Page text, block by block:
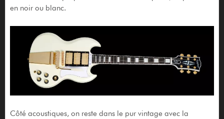
en noir ou blanc.
Côté acoustiques, on reste dans le pur vintage avec la